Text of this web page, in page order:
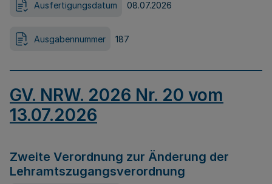
Ausfertigungsdatum 08.07.2026
Ausgabennummer 187
GV. NRW. 2026 Nr. 20 vom
13.07.2026
Zweite Verordnung zur Änderung der
Lehramtszugangsverordnung